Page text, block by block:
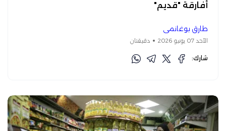
أفارقة "قديم"
طارق بوغانمي
الأحد 07 يونيو 2026 دقيقتان
شارك: